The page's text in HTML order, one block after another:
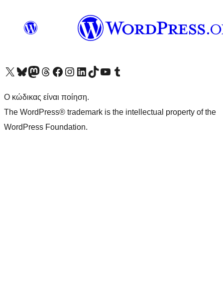
Visit our X (formerly Twitter) account
Visit our Bluesky account
Επισκεφθείτε τον λογαριασμό μας στο Mastodon
Visit our Threads account
Επισκεφτείτε τη σελίδα μας στο Facebook
Επισκεφθείτε τον λογαριασμό μας Instagram
Επισκεφθείτε τον λογαριασμό μας LinkedIn
Visit our TikTok account
Visit our YouTube channel
Visit our Tumblr account
Ο κώδικας είναι ποίηση.
The WordPress® trademark is the intellectual property of the
WordPress Foundation.